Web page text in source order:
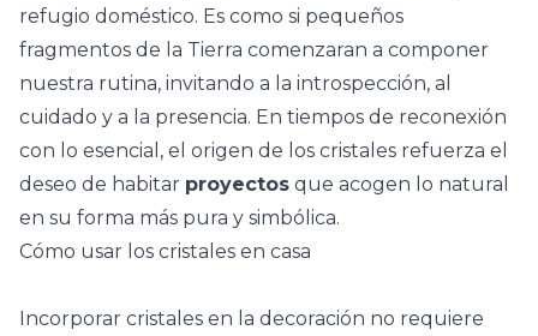
refugio doméstico. Es como si pequeños
fragmentos de la Tierra comenzaran a componer
nuestra rutina, invitando a la introspección, al
cuidado y a la presencia. En tiempos de reconexión
con lo esencial, el origen de los cristales refuerza el
deseo de habitar proyectos que acogen lo natural
en su forma más pura y simbólica.
Cómo usar los cristales en casa
Incorporar cristales en la decoración no requiere